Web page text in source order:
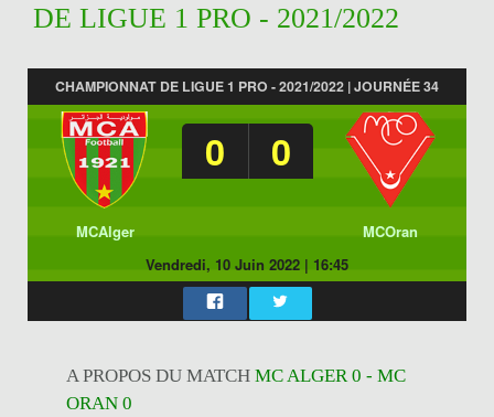
DE LIGUE 1 PRO - 2021/2022
CHAMPIONNAT DE LIGUE 1 PRO - 2021/2022 | JOURNÉE 34
0 0
MCAlger
MCOran
Vendredi, 10 Juin 2022 | 16:45
A PROPOS DU MATCH MC ALGER 0 - MC
ORAN 0